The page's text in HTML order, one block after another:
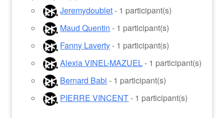
Jeremydoublet- 1 participant(s)
Maud Quentin - 1 participant(s)
Fanny Laverty- 1 participant(s)
Alexia VINEL-MAZUEL- 1 participant(s)
Bernard Babi - 1 participant(s)
PIERRE VINCENT- 1 participant(s)